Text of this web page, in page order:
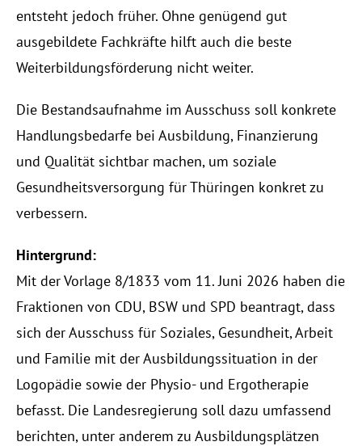
entsteht jedoch früher. Ohne genügend gut
ausgebildete Fachkräfte hilft auch die beste
Weiterbildungsförderung nicht weiter.
Die Bestandsaufnahme im Ausschuss soll konkrete
Handlungsbedarfe bei Ausbildung, Finanzierung
und Qualität sichtbar machen, um soziale
Gesundheitsversorgung für Thüringen konkret zu
verbessern.
Hintergrund:
Mit der Vorlage 8/1833 vom 11. Juni 2026 haben die
Fraktionen von CDU, BSW und SPD beantragt, dass
sich der Ausschuss für Soziales, Gesundheit, Arbeit
und Familie mit der Ausbildungssituation in der
Logopädie sowie der Physio- und Ergotherapie
befasst. Die Landesregierung soll dazu umfassend
berichten, unter anderem zu Ausbildungsplätzen